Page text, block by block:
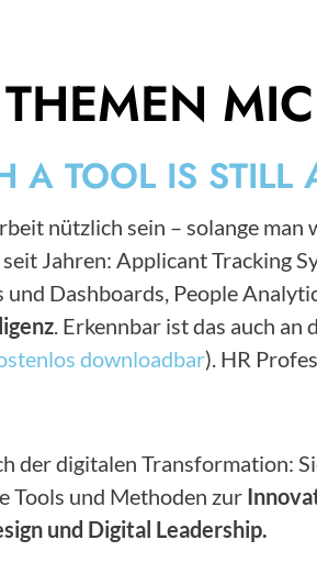
A TOOL IS STILL
nützlich sein – solange
seit Jahren: Applicant Tracking
Dashboards, People
. Erkennbar ist das auch
downloadbar). HR
der digitalen Transformation:
Tools und Methoden zur
und Digital Leadership.